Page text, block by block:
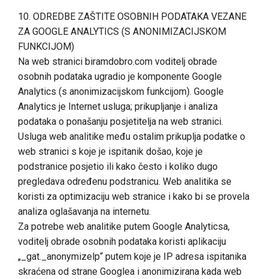
10. ODREDBE ZAŠTITE OSOBNIH PODATAKA VEZANE
ZA GOOGLE ANALYTICS (S ANONIMIZACIJSKOM
FUNKCIJOM)
Na web stranici biramdobro.com voditelj obrade
osobnih podataka ugradio je komponente Google
Analytics (s anonimizacijskom funkcijom). Google
Analytics je Internet usluga; prikupljanje i analiza
podataka o ponašanju posjetitelja na web stranici.
Usluga web analitike među ostalim prikuplja podatke o
web stranici s koje je ispitanik došao, koje je
podstranice posjetio ili kako često i koliko dugo
pregledava određenu podstranicu. Web analitika se
koristi za optimizaciju web stranice i kako bi se provela
analiza oglašavanja na internetu.
Za potrebe web analitike putem Google Analyticsa,
voditelj obrade osobnih podataka koristi aplikaciju
„_gat._anonymizelp“ putem koje je IP adresa ispitanika
skraćena od strane Googlea i anonimizirana kada web